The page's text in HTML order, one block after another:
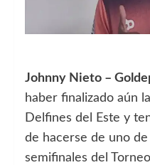
Johnny Nieto –
haber finalizado aún
Delfines del Este y
de hacerse de uno
semifinales del